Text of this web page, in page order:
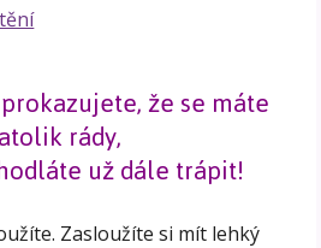
že se máte
rády,
už dále trápit!
Zasloužíte si mít lehký